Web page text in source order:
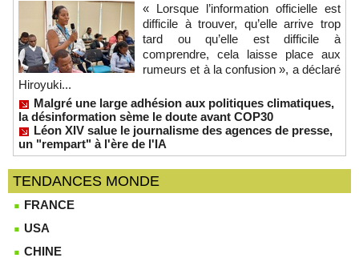
« Lorsque l’information officielle est
difficile à trouver, qu’elle arrive trop
tard ou qu’elle est difficile à
comprendre, cela laisse place aux
rumeurs et à la confusion », a déclaré
Hiroyuki...
Malgré une large adhésion aux politiques climatiques,
la désinformation sème le doute avant COP30
Léon XIV salue le journalisme des agences de presse,
un "rempart" à l'ère de l'IA
TENDANCES MONDE
FRANCE
USA
CHINE